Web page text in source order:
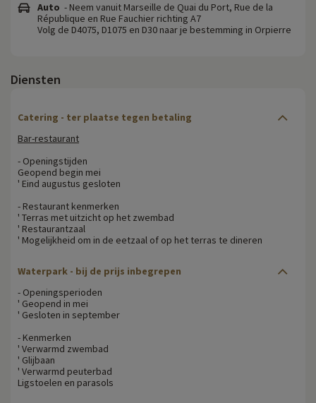
Auto - Neem vanuit Marseille de Quai du Port, Rue de la
République en Rue Fauchier richting A7
Volg de D4075, D1075 en D30 naar je bestemming in Orpierre
Diensten
Catering - ter plaatse tegen betaling
Bar-restaurant
- Openingstijden
Geopend begin mei
' Eind augustus gesloten
- Restaurant kenmerken
' Terras met uitzicht op het zwembad
' Restaurantzaal
' Mogelijkheid om in de eetzaal of op het terras te dineren
Waterpark - bij de prijs inbegrepen
- Openingsperioden
' Geopend in mei
' Gesloten in september
- Kenmerken
' Verwarmd zwembad
' Glijbaan
' Verwarmd peuterbad
Ligstoelen en parasols